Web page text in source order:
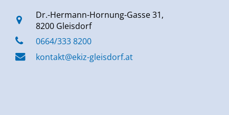
Dr.-Hermann-Hornung-Gasse 31,
8200 Gleisdorf
0664/333 8200
kontakt@ekiz-gleisdorf.at